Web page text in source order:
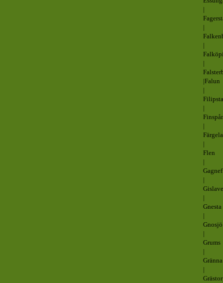
|
|
|
|
|Falun
|
|
|
|
Flen
|
Gagnef
|
|
Gnesta
|
Gnosjö
|
Grums
|
Gränna
|